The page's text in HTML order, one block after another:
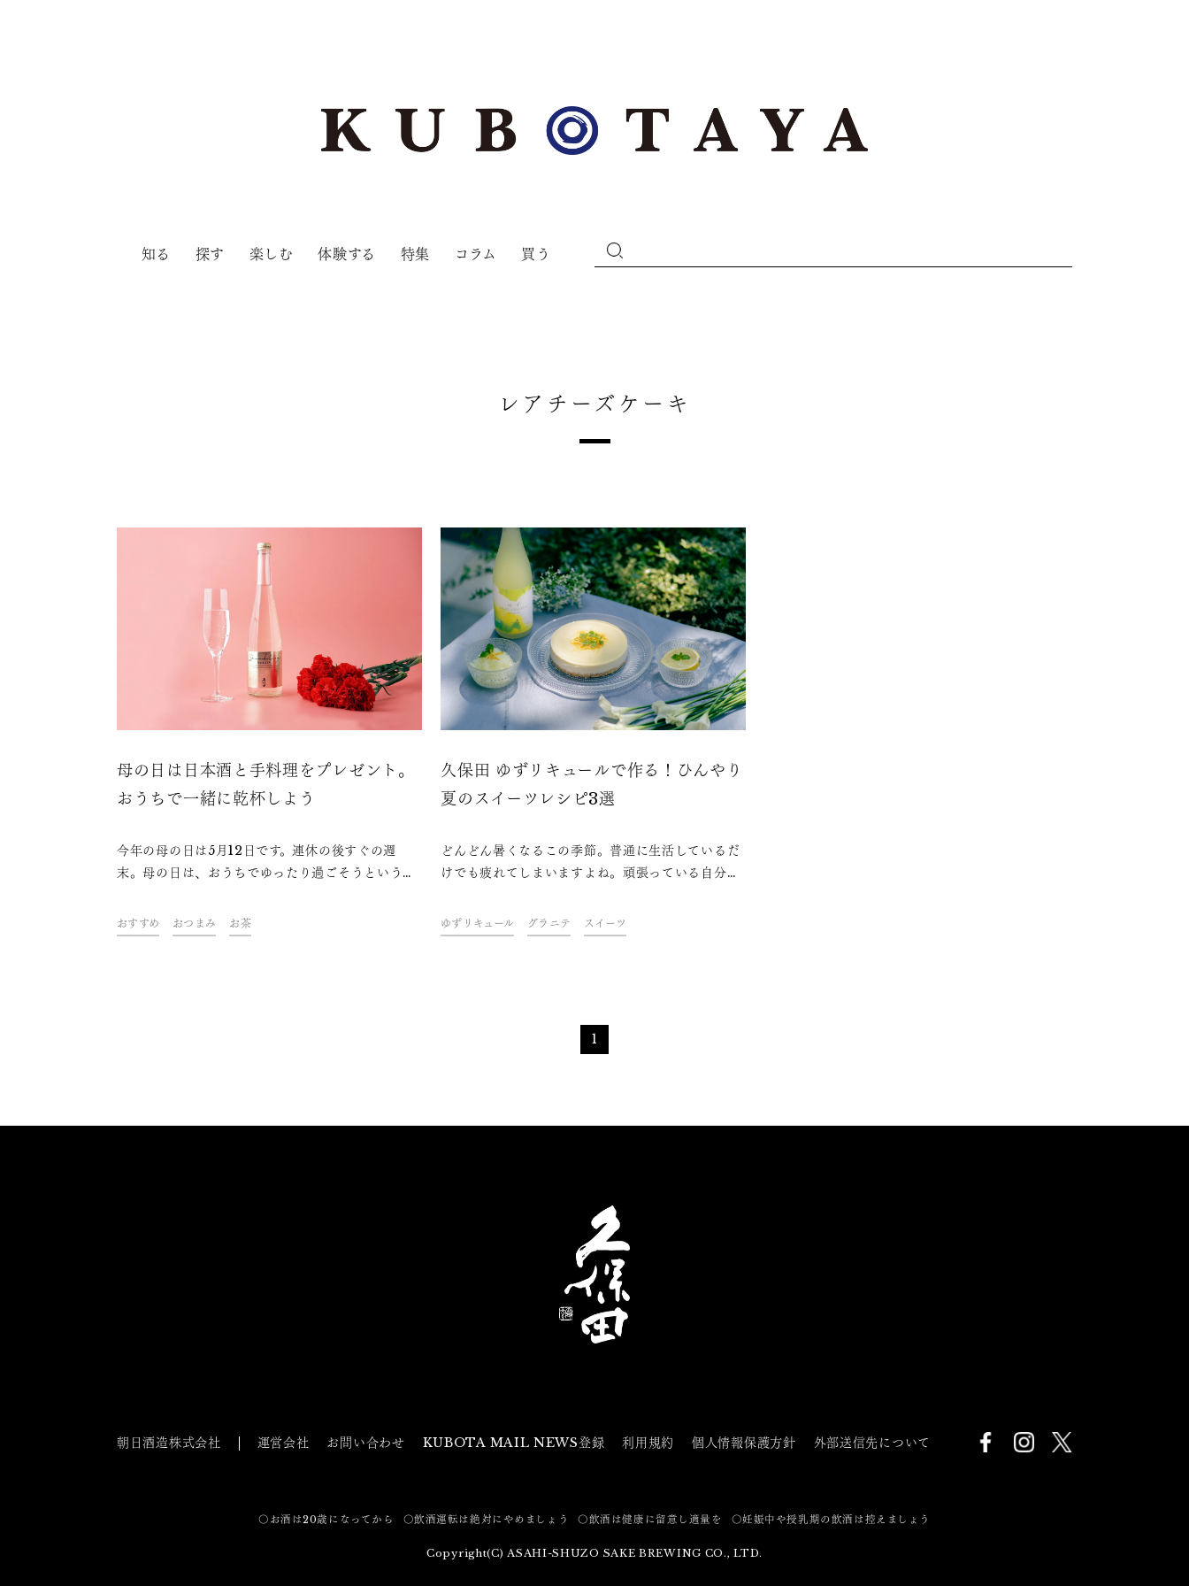
知る 探す 楽しむ 体験する 特集 コラム 買う
レアチーズケーキ
母の日は日本酒と手料理をプレゼント。
おうちで一緒に乾杯しよう
今年の母の日は5月12日です。連休の後すぐの週
末。母の日は、おうちでゆったり過ごそうという方
にふさわしい華やかな香りの日本酒や一緒にふるま
いたい手料理、日本酒の飲み方アレンジをご紹介し
おすすめ おつまみ お茶
久保田 ゆずリキュールで作る！ひんやり
夏のスイーツレシピ3選
どんどん暑くなるこの季節。普通に生活しているだ
けでも疲れてしまいますよね。頑張っている自分を
する方も多いのではないでしょうか。夏に嬉しいの
は濃厚でまったりとしたものよりも、さっぱり食べ
ゆずリキュール グラニテ スイーツ
1
朝日酒造株式会社 運営会社 お問い合わせ KUBOTA MAIL NEWS登録 利用規約 個人情報保護方針 外部送信先について
〇お酒は20歳になってから 〇飲酒運転は絶対にやめましょう 〇飲酒は健康に留意し適量を 〇妊娠中や授乳期の飲酒は控えましょう
Copyright(C) ASAHI-SHUZO SAKE BREWING CO., LTD.